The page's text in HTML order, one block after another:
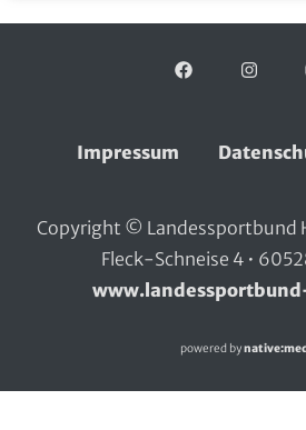
Folgen
Facebook
Impressum
Copyright © Landessportbund
Fleck-Schneise 4 •
powered by